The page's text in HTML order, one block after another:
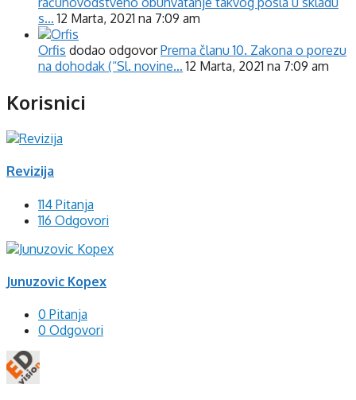
s… 12 Marta, 2021 na 7:09 am
Orfis dodao odgovorPrema članu 10. Zakona o porezu
na dohodak (“Sl. novine… 12 Marta, 2021 na 7:09 am
Korisnici
Revizija
114 Pitanja
116 Odgovori
Junuzovic Kopex
0 Pitanja
0 Odgovori